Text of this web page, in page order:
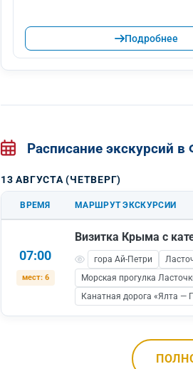
Подробнее
Расписание экскурсий
13 АВГУСТА (ЧЕТВЕРГ)
ВРЕМЯ МАРШРУТ ЭКСКУРСИИ
07:00
мест: 6
Визитка Крыма с
гора Ай-Петри
Морская прогулка
Канатная дорога «Ялта —